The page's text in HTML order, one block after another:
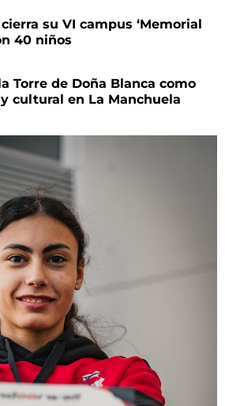
su VI campus ‘Memorial
40 niños
Torre de Doña Blanca como
cultural en La Manchuela